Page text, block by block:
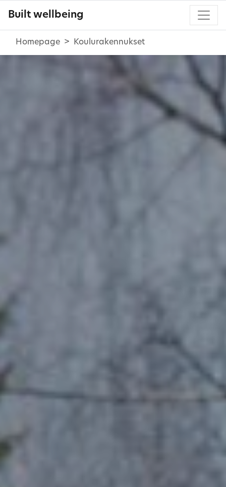
Built wellbeing
Homepage Koulurakennukset